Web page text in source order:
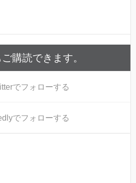
購読できます。
でフォローする
でフォローする